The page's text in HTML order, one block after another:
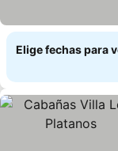
Elige fechas para